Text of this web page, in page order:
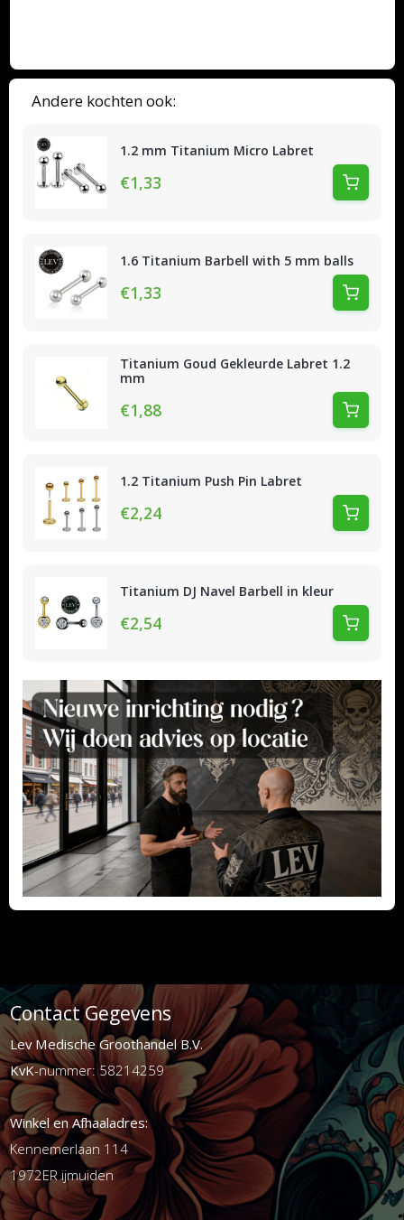
Andere kochten ook:
1.2 mm Titanium Micro Labret
€1,33
1.6 Titanium Barbell with 5 mm balls
€1,33
Titanium Goud Gekleurde Labret 1.2
mm
€1,88
1.2 Titanium Push Pin Labret
€2,24
Titanium DJ Navel Barbell in kleur
€2,54
Contact Gegevens
Lev Medische Groothandel B.V.
KvK-nummer: 58214259
Winkel en Afhaaladres:
Kennemerlaan 114
1972ER ijmuiden